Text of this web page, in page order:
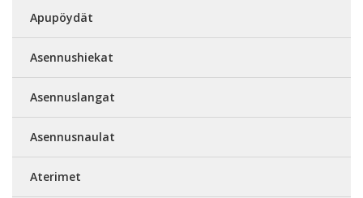
Apupöydät
Asennushiekat
Asennuslangat
Asennusnaulat
Aterimet